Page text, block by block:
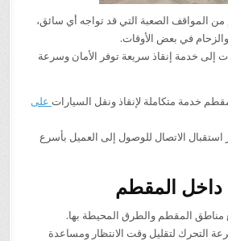
المواقف الصعبة التي قد تواجه أي سائق،
في بعض الأوقات.
إلى خدمة إنقاذ سريعة توفر الأمان وسرعة
خدمة متكاملة لإنقاذ ونقل السيارات على
الاتصال للوصول إلى العميل بأسرع
المقطم
مناطق المقطم والطرق المحيطة بها.
التحرك لتقليل وقت الانتظار ومساعدة